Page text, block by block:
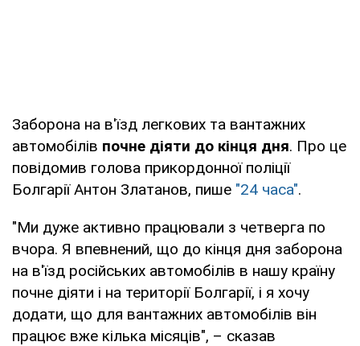
Заборона на в'їзд легкових та вантажних
автомобілів почне діяти до кінця дня. Про це
повідомив голова прикордонної поліції
Болгарії Антон Златанов, пише "24 часа".
"Ми дуже активно працювали з четверга по
вчора. Я впевнений, що до кінця дня заборона
на в'їзд російських автомобілів в нашу країну
почне діяти і на території Болгарії, і я хочу
додати, що для вантажних автомобілів він
працює вже кілька місяців", – сказав